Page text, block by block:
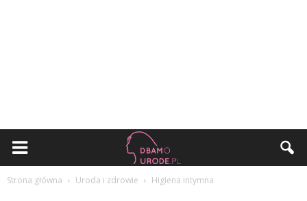
Strona główna Uroda i zdrowie Higiena intymna